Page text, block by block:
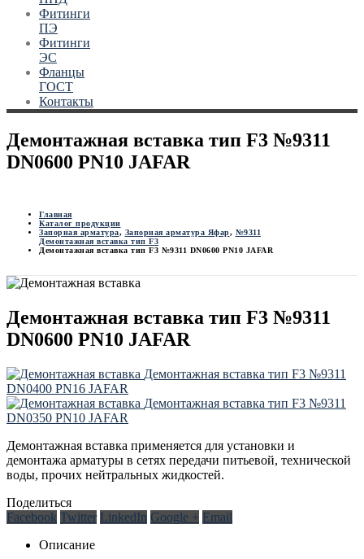
Фитинги
ПЭ
Фитинги
ЭС
Фланцы
ГОСТ
Контакты
Демонтажная вставка тип F3 №9311
DN0600 PN10 JAFAR
Главная
Каталог продукции
Запорная арматура, Запорная арматура Яфар, №9311
Демонтажная вставка тип F3
Демонтажная вставка тип F3 №9311 DN0600 PN10 JAFAR
Демонтажная вставка тип F3 №9311
DN0600 PN10 JAFAR
Демонтажная вставка тип F3 №9311
DN0400 PN16 JAFAR
Демонтажная вставка тип F3 №9311
DN0350 PN10 JAFAR
Демонтажная вставка применяется для установки и
демонтажа арматуры в сетях передачи питьевой, технической
воды, прочих нейтральных жидкостей.
Поделиться
Facebook Twitter LinkedIn Google + Email
Описание